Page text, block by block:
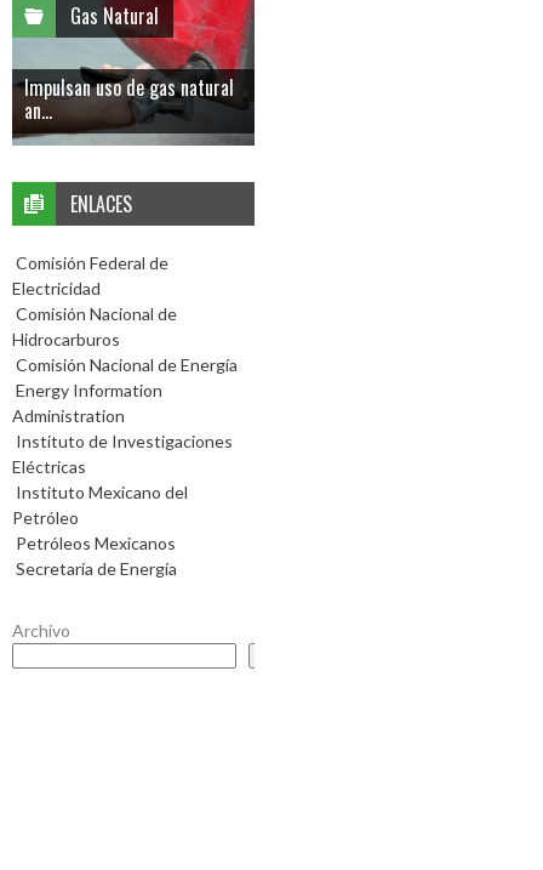
Gas Natural
Impulsan uso de gas natural
an...
ENLACES
Comisión Federal de
Electricidad
Comisión Nacional de
Hidrocarburos
Comisión Nacional de Energía
Energy Information
Administration
Instituto de Investigaciones
Eléctricas
Instituto Mexicano del
Petróleo
Petróleos Mexicanos
Secretaría de Energía
Archivo